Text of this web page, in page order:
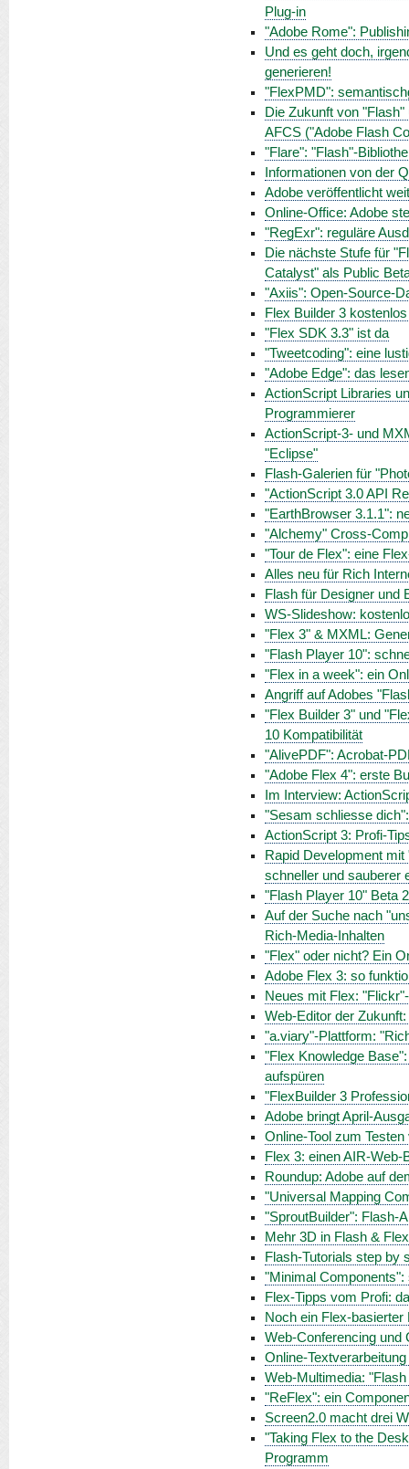
Plug-in
"Adobe Rome":
Und es geht doch,
generieren!
"FlexPMD":
Die Zukunft von
AFCS ("Adobe Flash
"Flare": "Flash"-
Informationen von der
Adobe veröffentlicht
Online-Office: Adobe
"RegExr": reguläre
Die nächste Stufe für
Catalyst" als Public
"Axiis": Open-Source-
Flex Builder 3
"Flex SDK 3.3" ist da
"Tweetcoding": eine
"Adobe Edge": das
ActionScript Libraries
Programmierer
ActionScript-3- und
"Eclipse"
Flash-Galerien für
"ActionScript 3.0 API
"EarthBrowser 3.1.1":
"Alchemy" Cross-
"Tour de Flex": eine
Alles neu für Rich
Flash für Designer und
WS-Slideshow:
"Flex 3" & MXML:
"Flash Player 10":
"Flex in a week": ein
Angriff auf Adobes
"Flex Builder 3" und
10 Kompatibilität
"AlivePDF": Acrobat-
"Adobe Flex 4": erste
Im Interview:
"Sesam schliesse
ActionScript 3: Profi-
Rapid Development
schneller und sauberer
"Flash Player 10" Beta
Auf der Suche nach
Rich-Media-Inhalten
"Flex" oder nicht? Ein
Adobe Flex 3: so
Neues mit Flex:
Web-Editor der
"a.viary"-Plattform:
"Flex Knowledge
aufspüren
"FlexBuilder 3
Adobe bringt April-
Online-Tool zum
Flex 3: einen AIR-
Roundup: Adobe auf
"Universal Mapping
"SproutBuilder": Flash-
Mehr 3D in Flash &
Flash-Tutorials step by
"Minimal
Flex-Tipps vom Profi:
Noch ein Flex-
Web-Conferencing und
Online-
Web-Multimedia:
"ReFlex": ein
Screen2.0 macht drei
"Taking Flex to the
Programm